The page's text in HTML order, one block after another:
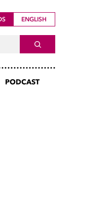
ENGLISH
SEARCH
PODCAST